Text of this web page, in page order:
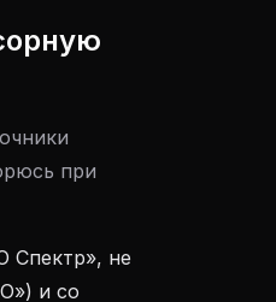
при
Спектр», не
и со